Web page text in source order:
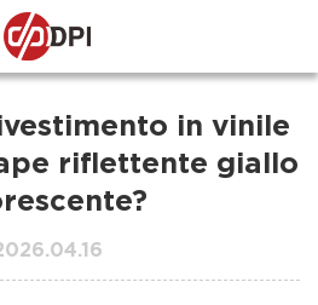
in vinile
riflettente giallo